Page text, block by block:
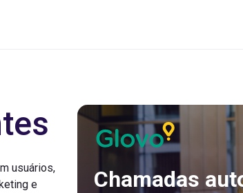
usuários,
e
Chamadas